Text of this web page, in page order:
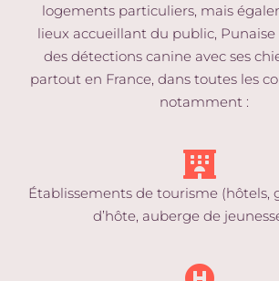
logements particuliers, mais
lieux accueillant du public, Punaise
des détections canine avec ses
partout en France, dans toutes les
notamment :
Établissements de tourisme (hôtels,
d’hôte, auberge de